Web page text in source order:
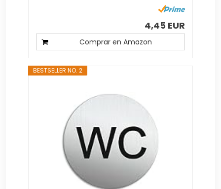
4,45 EUR
Comprar en Amazon
BESTSELLER NO. 2